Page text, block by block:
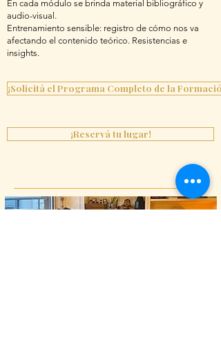
En cada módulo se brinda material bibliográfico y
audio-visual.
Entrenamiento sensible: registro de cómo nos va
afectando el contenido teórico. Resistencias e
insights.
¡Solicitá el Programa Completo de la
¡Reservá tu lugar!